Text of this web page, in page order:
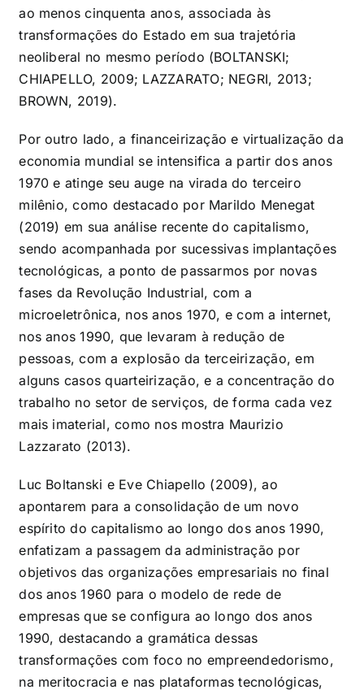
ao menos cinquenta anos, associada às
transformações do Estado em sua trajetória
neoliberal no mesmo período (BOLTANSKI;
CHIAPELLO, 2009; LAZZARATO; NEGRI, 2013;
BROWN, 2019).
Por outro lado, a financeirização e virtualização da
economia mundial se intensifica a partir dos anos
1970 e atinge seu auge na virada do terceiro
milênio, como destacado por Marildo Menegat
(2019) em sua análise recente do capitalismo,
sendo acompanhada por sucessivas implantações
tecnológicas, a ponto de passarmos por novas
fases da Revolução Industrial, com a
microeletrônica, nos anos 1970, e com a internet,
nos anos 1990, que levaram à redução de
pessoas, com a explosão da terceirização, em
alguns casos quarteirização, e a concentração do
trabalho no setor de serviços, de forma cada vez
mais imaterial, como nos mostra Maurizio
Lazzarato (2013).
Luc Boltanski e Eve Chiapello (2009), ao
apontarem para a consolidação de um novo
espírito do capitalismo ao longo dos anos 1990,
enfatizam a passagem da administração por
objetivos das organizações empresariais no final
dos anos 1960 para o modelo de rede de
empresas que se configura ao longo dos anos
1990, destacando a gramática dessas
transformações com foco no empreendedorismo,
na meritocracia e nas plataformas tecnológicas,